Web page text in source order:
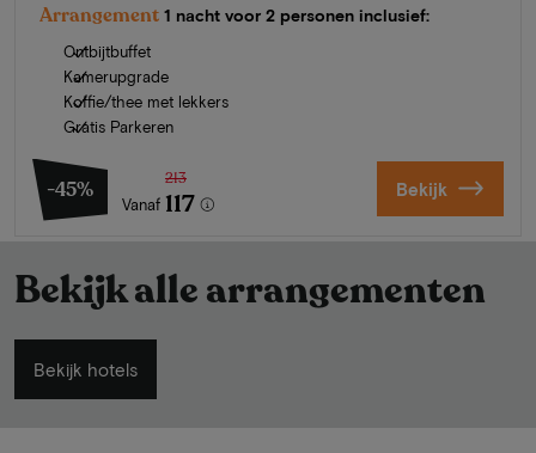
Arrangement 1 nacht voor 2 personen inclusief:
Ontbijtbuffet
Kamerupgrade
Koffie/thee met lekkers
Gratis Parkeren
-45%
Vanaf
213
117 Bekijk
Bekijk alle arrangementen
Bekijk hotels